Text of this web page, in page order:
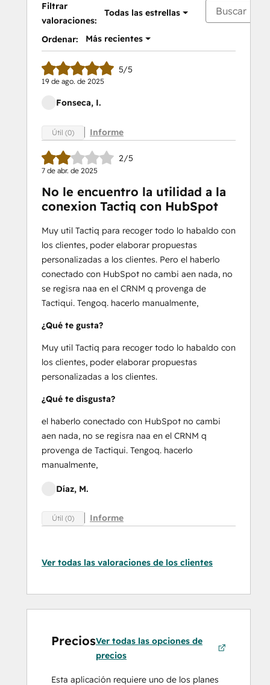
Filtrar
valoraciones:
Todas las estrellas
Ordenar: Más recientes
5/5
19 de ago. de 2025
Fonseca, I.
Útil (0) Informe
2/5
7 de abr. de 2025
No le encuentro la utilidad a la
conexion Tactiq con HubSpot
Muy util Tactiq para recoger todo lo habaldo con
los clientes, poder elaborar propuestas
personalizadas a los clientes. Pero el haberlo
conectado con HubSpot no cambi aen nada, no
se regisra naa en el CRNM q provenga de
Tactiqui. Tengoq. hacerlo manualmente,
¿Qué te gusta?
Muy util Tactiq para recoger todo lo habaldo con
los clientes, poder elaborar propuestas
personalizadas a los clientes.
¿Qué te disgusta?
el haberlo conectado con HubSpot no cambi
aen nada, no se regisra naa en el CRNM q
provenga de Tactiqui. Tengoq. hacerlo
manualmente,
Díaz, M.
Útil (0) Informe
Ver todas las valoraciones de los clientes
PreciosVer todas las opciones de
precios
Esta aplicación requiere uno de los planes